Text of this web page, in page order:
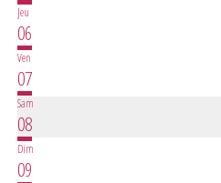
Jeu
06
Ven
07
Sam
08
Dim
09